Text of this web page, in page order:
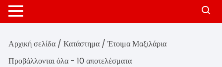
Αρχική σελίδα /Κατάστημα / Έτοιμα Μαξιλάρια
Προβάλλονται όλα - 10 αποτελέσματαSorted